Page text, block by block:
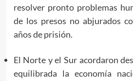
resolver pronto problemas
de los presos no abjurados
años de prisión.
El Norte y el Sur acordaron
equilibrada la economía